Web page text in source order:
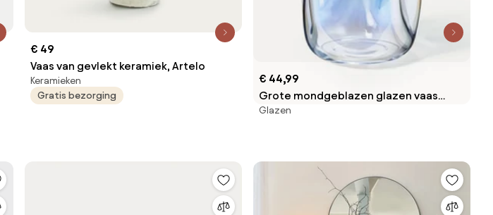
€ 49
Vaas van gevlekt keramiek, Artelo
Keramieken
Gratis bezorging
€ 44,99
Grote mondgeblazen glazen vaas
Rainbow, H 35 cm
Glazen